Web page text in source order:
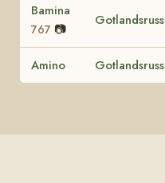
Bamina
767 📷
Gotlandsruss
Amino Gotlandsruss